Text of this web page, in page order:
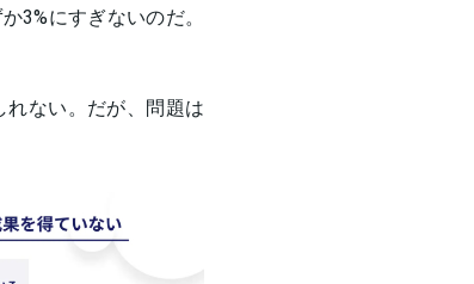
3%にすぎないのだ。
れない。だが、問題は